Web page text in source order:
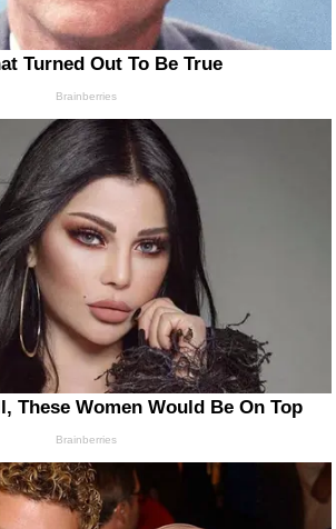
Turned Out To Be True
Brainberries
These Women Would Be On Top
Brainberries